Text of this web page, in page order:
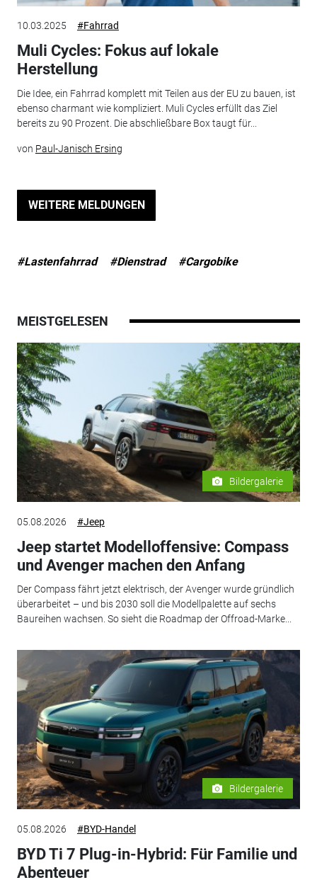
10.03.2025 #Fahrrad
Muli Cycles: Fokus auf lokale
Herstellung
Die Idee, ein Fahrrad komplett mit Teilen aus der EU zu bauen, ist
ebenso charmant wie kompliziert. Muli Cycles erfüllt das Ziel
bereits zu 90 Prozent. Die abschließbare Box taugt für...
von Paul-Janisch Ersing
WEITERE MELDUNGEN
#Lastenfahrrad #Dienstrad #Cargobike
MEISTGELESEN
Bildergalerie
05.08.2026 #Jeep
Jeep startet Modelloffensive: Compass
und Avenger machen den Anfang
Der Compass fährt jetzt elektrisch, der Avenger wurde gründlich
überarbeitet – und bis 2030 soll die Modellpalette auf sechs
Baureihen wachsen. So sieht die Roadmap der Offroad-Marke...
Bildergalerie
05.08.2026 #BYD-Handel
BYD Ti 7 Plug-in-Hybrid: Für Familie und
Abenteuer